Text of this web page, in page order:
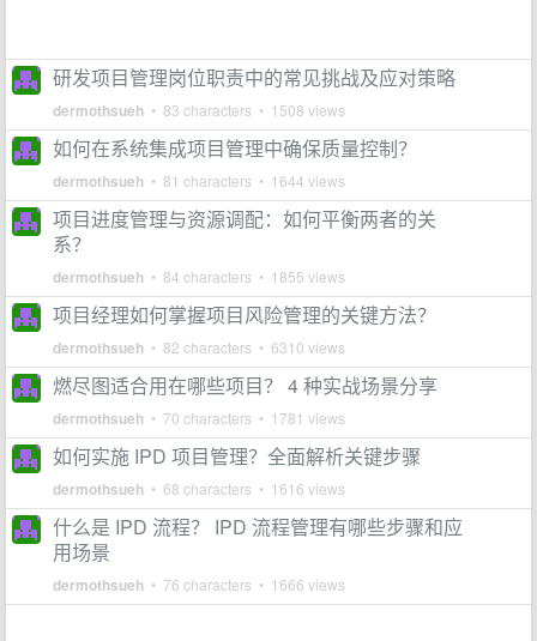
研发项目管理岗位职责中的常见挑战及应对策略
dermothsueh • 83 characters • 1508 views
如何在系统集成项目管理中确保质量控制？
dermothsueh • 81 characters • 1644 views
项目进度管理与资源调配：如何平衡两者的关
系？
dermothsueh • 84 characters • 1855 views
项目经理如何掌握项目风险管理的关键方法？
dermothsueh • 82 characters • 6310 views
燃尽图适合用在哪些项目？ 4 种实战场景分享
dermothsueh • 70 characters • 1781 views
如何实施 IPD 项目管理？全面解析关键步骤
dermothsueh • 68 characters • 1616 views
什么是 IPD 流程？ IPD 流程管理有哪些步骤和应
用场景
dermothsueh • 76 characters • 1666 views